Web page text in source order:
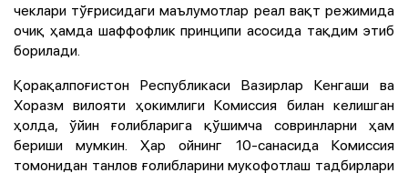
чеклари тўғрисидаги маълумотлар реал вақт режимида
очиқ ҳамда шаффофлик принципи асосида тақдим этиб
борилади.
Қорақалпоғистон Республикаси Вазирлар Кенгаши ва
Хоразм вилояти ҳокимлиги Комиссия билан келишган
ҳолда, ўйин ғолибларига қўшимча совринларни ҳам
бериши мумкин. Ҳар ойнинг 10-санасида Комиссия
томонидан танлов ғолибларини мукофотлаш тадбирлари